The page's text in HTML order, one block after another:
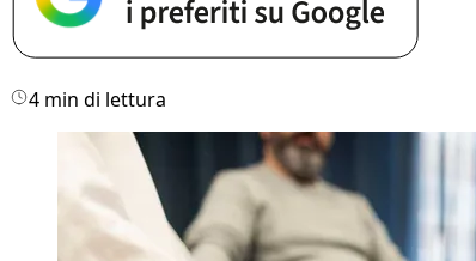
4 min di lettura